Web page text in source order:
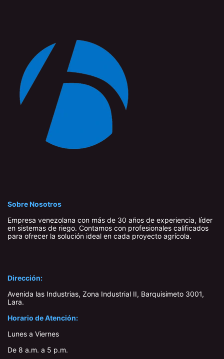
Sobre Nosotros
Empresa venezolana con más de 30 años de experiencia, líder
en sistemas de riego. Contamos con profesionales calificados
para ofrecer la solución ideal en cada proyecto agrícola.
Dirección:
Avenida las Industrias, Zona Industrial II, Barquisimeto 3001,
Lara​.
Horario de Atención:
Lunes a Viernes
De 8 a.m. a 5 p.m.